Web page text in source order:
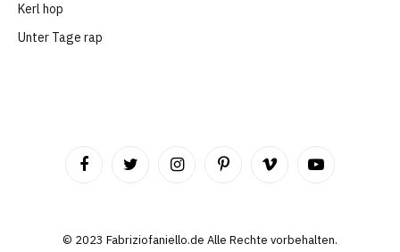
Kerl hop
Unter Tage rap
FacebookTwitter InstagramPinterestVimeo YouTube
©️ 2023 Fabriziofaniello.de Alle Rechte vorbehalten.